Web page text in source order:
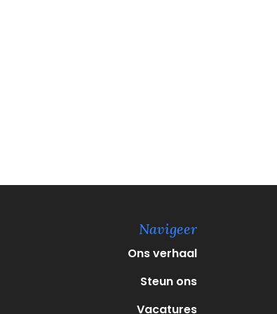
Navigeer
Ons verhaal
Steun ons
Vacatures